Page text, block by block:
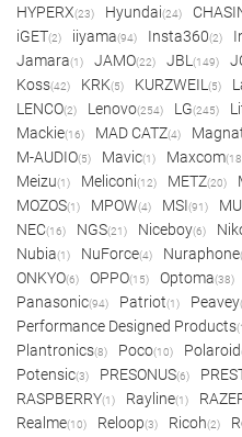
HYPERX(23) Hyundai(24)
iGET(2) iiyama(94) Insta360(2)
Jamara(1) JAMO(22) JBL (149)
Koss(42) KRK(5) KURZWEIL (5)
LENCO(2) Lenovo(254) LG(245)
Mackie(16) MAD CATZ(4)
M-AUDIO(5) Mavic(1) Maxcom
Meizu(1) Meliconi(12) METZ(20)
MOZOS(1) MPOW(4) MSI(91)
NEC(16) NGS(21) Niceboy(6)
Nubia(1) NuForce(4) Nuraphone
ONKYO(6) OPPO(15) Optoma(38)
Panasonic(94) Patriot(1) Peavey
Performance Designed Products
Plantronics(8) Poco(10) Polaroid
Potensic(3) PRESONUS(6)
RASPBERRY(1) Rayline(1)
Realme(10) Reloop(3) Ricoh(2)